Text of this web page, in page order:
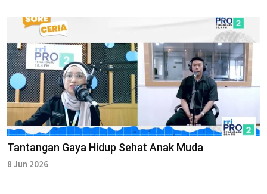
Tantangan Gaya Hidup Sehat Anak Muda
8 Jun 2026